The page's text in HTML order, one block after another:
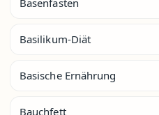
Basenfasten
Basilikum-Diät
Basische Ernährung
Bauchfett